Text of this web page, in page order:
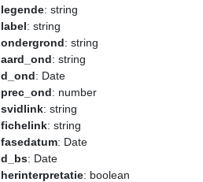
legende: string
label: string
ondergrond: string
aard_ond: string
d_ond: Date
prec_ond: number
svidlink: string
fichelink: string
fasedatum: Date
d_bs: Date
herinterpretatie: boolean